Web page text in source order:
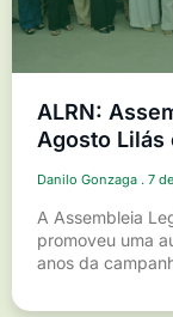
ALRN:
Agosto Lilás
Danilo Gonzaga 7
A Assembleia
promoveu uma
anos da